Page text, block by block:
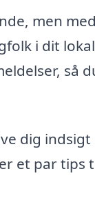
men
i dit
så
dig indsigt
et par tips